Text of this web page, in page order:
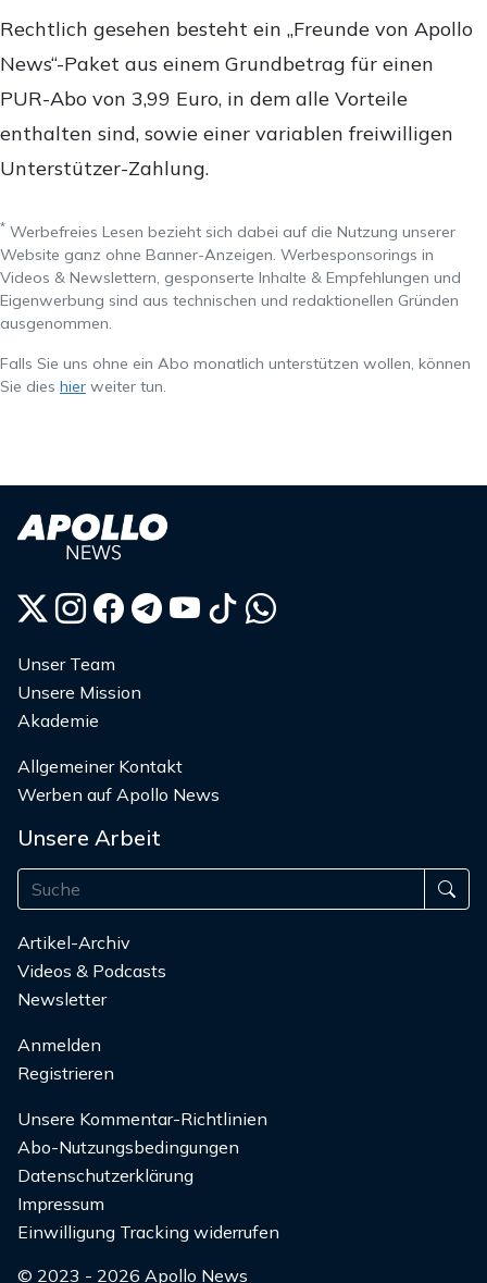
Rechtlich gesehen besteht ein „Freunde von Apollo
News“-Paket aus einem Grundbetrag für einen
PUR-Abo von 3,99 Euro, in dem alle Vorteile
enthalten sind, sowie einer variablen freiwilligen
Unterstützer-Zahlung.
* Werbefreies Lesen bezieht sich dabei auf die Nutzung unserer
Website ganz ohne Banner-Anzeigen. Werbesponsorings in
Videos & Newslettern, gesponserte Inhalte & Empfehlungen und
Eigenwerbung sind aus technischen und redaktionellen Gründen
ausgenommen.
Falls Sie uns ohne ein Abo monatlich unterstützen wollen, können
Sie dies hier weiter tun.
Unser Team
Unsere Mission
Akademie
Allgemeiner Kontakt
Werben auf Apollo News
Unsere Arbeit
Artikel-Archiv
Videos & Podcasts
Newsletter
Anmelden
Registrieren
Unsere Kommentar-Richtlinien
Abo-Nutzungsbedingungen
Datenschutzerklärung
Impressum
Einwilligung Tracking widerrufen
© 2023 - 2026 Apollo News